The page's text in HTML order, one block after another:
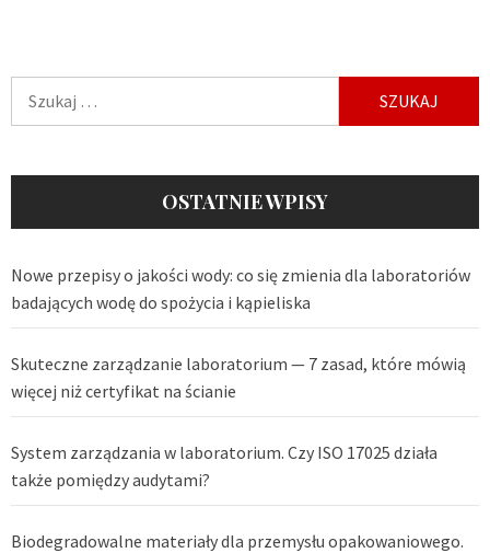
OSTATNIE WPISY
Nowe przepisy o jakości wody: co się zmienia dla laboratoriów
badających wodę do spożycia i kąpieliska
Skuteczne zarządzanie laboratorium — 7 zasad, które mówią
więcej niż certyfikat na ścianie
System zarządzania w laboratorium. Czy ISO 17025 działa
także pomiędzy audytami?
Biodegradowalne materiały dla przemysłu opakowaniowego.